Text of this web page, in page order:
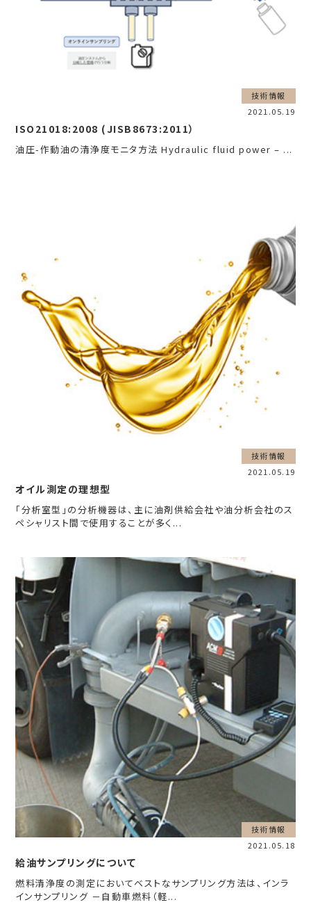
技術情報
2021.05.19
ISO21018:2008 (JISB8673:2011）
油圧-作動油の清浄度モニタ方法 Hydraulic fluid power – ...
技術情報
2021.05.19
オイル測定の理想型
「分析室型」の分析機器は、主に油剤供給会社や油分析会社のス
ペシャリスト間で使用することが多く...
技術情報
2021.05.18
給油サンプリングについて
燃料清浄度の測定においてベストなサンプリング方法は、インラ
インサンプリング －自動車燃料（軽...